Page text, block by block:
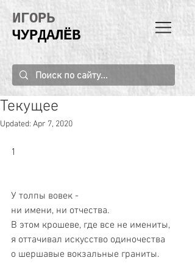
ИГОРЬ
ЧУРДАЛЁВ
Текущее
Updated: Apr 7, 2020
1
У толпы вовек -
ни имени, ни отчества.
В этом крошеве, где все не имениты,
я оттачивал искусство одиночества
о шершавые вокзальные граниты.